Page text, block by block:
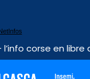
corse en libre